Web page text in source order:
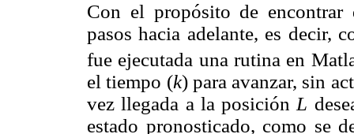
Con el propósito de
pasos hacia adelante, es decir,
fue ejecutada una rutina en
el tiempo (k) para avanzar, sin
vez llegada a la posición L
estado pronosticado, como se